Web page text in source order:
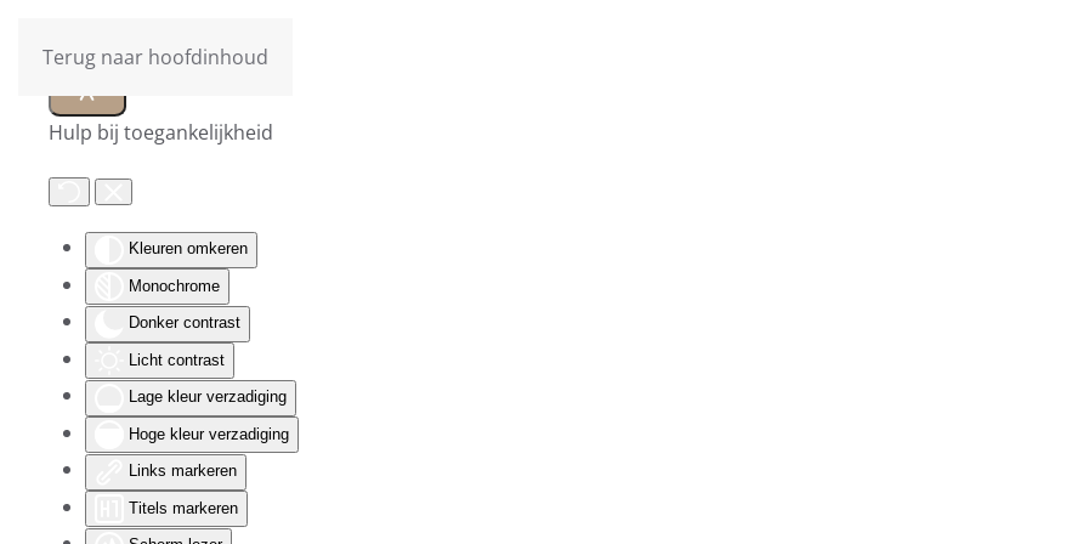
Hulp bij toegankelijkheid
Kleuren omkeren
Monochrome
Donker contrast
Licht contrast
Lage kleur verzadiging
Hoge kleur verzadiging
Links markeren
Titels markeren
Terug naar hoofdinhoud